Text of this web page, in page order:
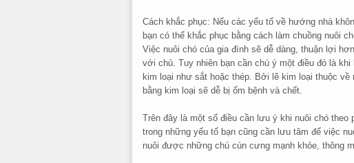
Cách khắc phục: Nếu các yếu tố về hướng nhà
bạn có thể khắc phục bằng cách làm chuồng nuôi
Việc nuôi chó của gia đình sẽ dễ dàng, thuận lợi
với chủ. Tuy nhiên bạn cần chú ý một điều đó là
kim loại như sắt hoặc thép. Bởi lẽ kim loại thuộc
bằng kim loại sẽ dễ bị ốm bệnh và chết.
Trên đây là một số điều cần lưu ý khi nuôi chó
trong những yếu tố bạn cũng cần lưu tâm để việc
nuôi được những chú cún cưng mạnh khỏe, thông